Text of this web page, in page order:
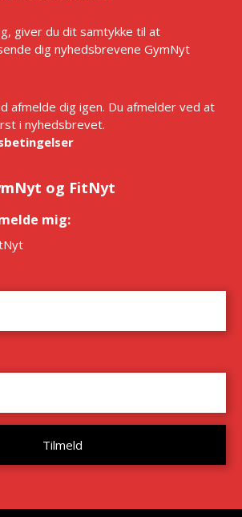
giver du dit samtykke til at
dig nyhedsbrevene GymNyt
afmelde dig igen. Du afmelder ved at
i nyhedsbrevet.
og FitNyt
mig: